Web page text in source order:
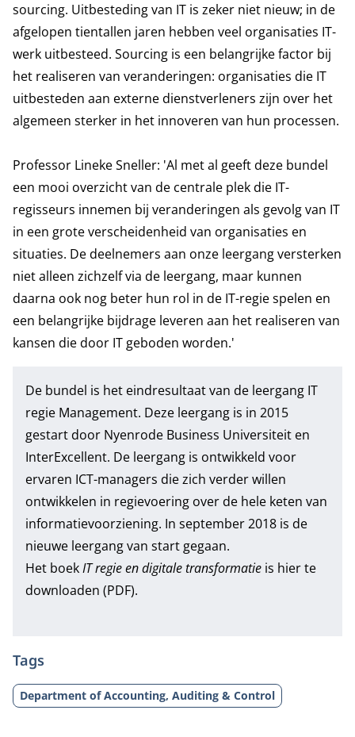
sourcing. Uitbesteding van IT is zeker niet nieuw; in de
afgelopen tientallen jaren hebben veel organisaties IT-
werk uitbesteed. Sourcing is een belangrijke factor bij
het realiseren van veranderingen: organisaties die IT
uitbesteden aan externe dienstverleners zijn over het
algemeen sterker in het innoveren van hun processen.
Professor Lineke Sneller: 'Al met al geeft deze bundel
een mooi overzicht van de centrale plek die IT-
regisseurs innemen bij veranderingen als gevolg van IT
in een grote verscheidenheid van organisaties en
situaties. De deelnemers aan onze leergang versterken
niet alleen zichzelf via de leergang, maar kunnen
daarna ook nog beter hun rol in de IT-regie spelen en
een belangrijke bijdrage leveren aan het realiseren van
kansen die door IT geboden worden.'
De bundel is het eindresultaat van de leergang IT
regie Management. Deze leergang is in 2015
gestart door Nyenrode Business Universiteit en
InterExcellent. De leergang is ontwikkeld voor
ervaren ICT-managers die zich verder willen
ontwikkelen in regievoering over de hele keten van
informatievoorziening. In september 2018 is de
nieuwe leergang van start gegaan.
Het boekIT regie en digitale transformatie is hierte
downloaden (PDF).
Tags
Department of Accounting, Auditing & Control